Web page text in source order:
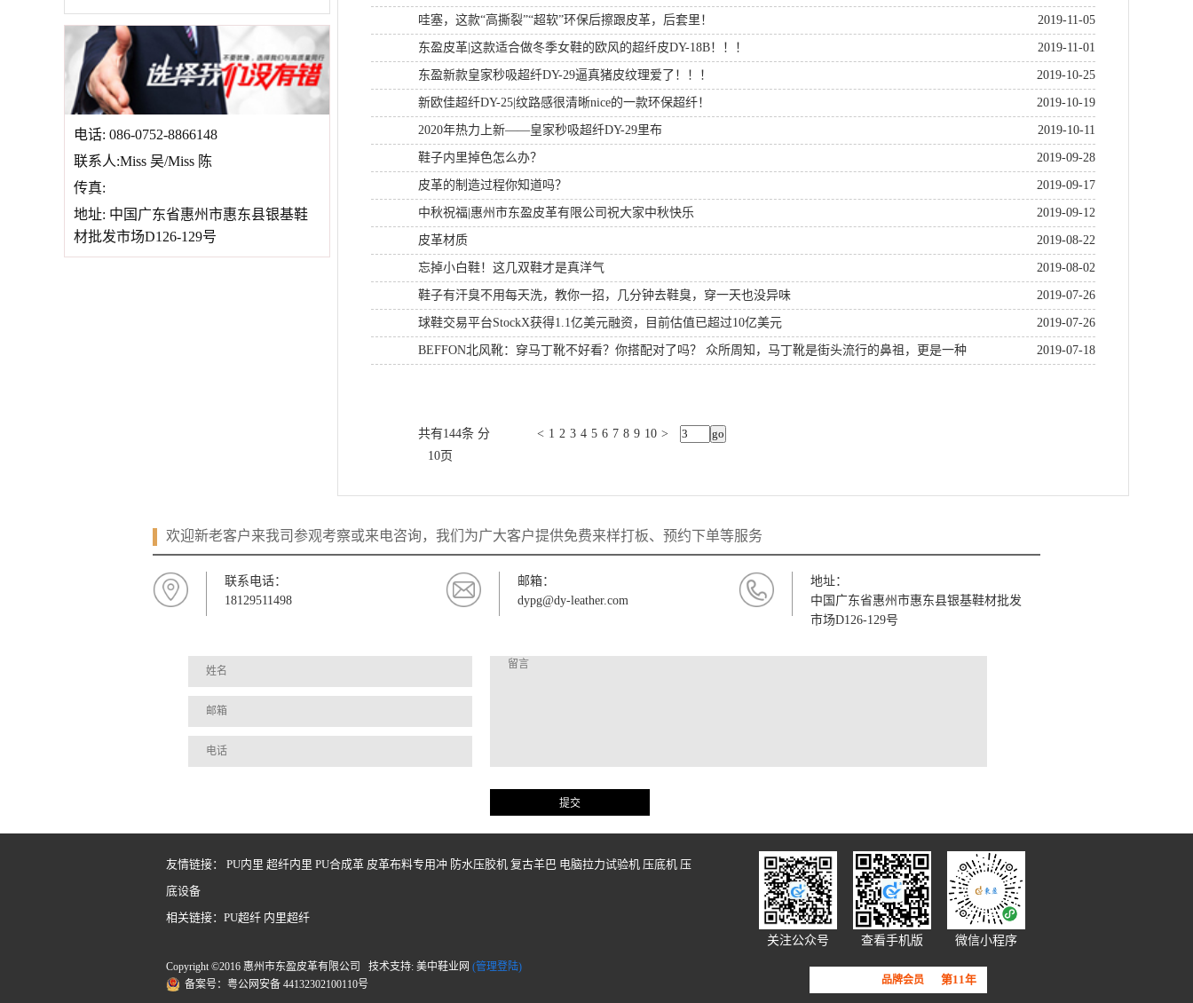
电话: 086-0752-8866148
联系人:Miss 吴/Miss 陈
传真:
地址: 中国广东省惠州市惠东县银基鞋
材批发市场D126-129号
哇塞，这款“高撕裂”“超软”环保后擦跟皮革，后套里！ 2019-11-05
东盈皮革|这款适合做冬季女鞋的欧风的超纤皮DY-18B！！！ 2019-11-01
东盈新款皇家秒吸超纤DY-29逼真猪皮纹理爱了！！！ 2019-10-25
新欧佳超纤DY-25|纹路感很清晰nice的一款环保超纤！ 2019-10-19
2020年热力上新——皇家秒吸超纤DY-29里布 2019-10-11
鞋子内里掉色怎么办？ 2019-09-28
皮革的制造过程你知道吗？ 2019-09-17
中秋祝福|惠州市东盈皮革有限公司祝大家中秋快乐 2019-09-12
皮革材质 2019-08-22
忘掉小白鞋！这几双鞋才是真洋气 2019-08-02
鞋子有汗臭不用每天洗，教你一招，几分钟去鞋臭，穿一天也没异味 2019-07-26
球鞋交易平台StockX获得1.1亿美元融资，目前估值已超过10亿美元 2019-07-26
BEFFON北风靴：穿马丁靴不好看？你搭配对了吗？ 众所周知，马丁靴是街头流行的鼻祖，更是一种 2019-07-18
共有144条 分
10页
< 1 2 3 4 5 6 7 8 9 10 >
欢迎新老客户来我司参观考察或来电咨询，我们为广大客户提供免费来样打板、预约下单等服务
联系电话：
18129511498
邮箱：
dypg@dy-leather.com
地址：
中国广东省惠州市惠东县银基鞋材批发
市场D126-129号
友情链接： PU内里 超纤内里 PU合成革 皮革布料专用冲 防水压胶机 复古羊巴 电脑拉力试验机 压底机 压
底设备
相关链接： PU超纤 内里超纤
Copyright ©2016 惠州市东盈皮革有限公司 技术支持: 美中鞋业网 (管理登陆)
备案号：粤公网安备 44132302100110号
关注公众号 查看手机版 微信小程序
品牌会员 第11年